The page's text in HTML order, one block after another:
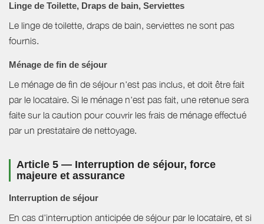
Linge de Toilette, Draps de bain, Serviettes
Le linge de toilette, draps de bain, serviettes ne sont pas
fournis.
Ménage de fin de séjour
Le ménage de fin de séjour n'est pas inclus, et doit être fait
par le locataire. Si le ménage n'est pas fait, une retenue sera
faite sur la caution pour couvrir les frais de ménage effectué
par un prestataire de nettoyage.
Article 5 — Interruption de séjour, force
majeure et assurance
Interruption de séjour
En cas d'interruption anticipée de séjour par le locataire, et si